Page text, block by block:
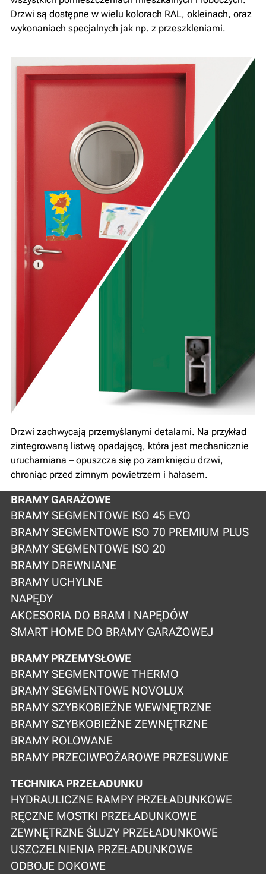
Drzwi są dostępne w wielu kolorach RAL, okleinach, oraz
wykonaniach specjalnych jak np. z przeszkleniami.
Drzwi zachwycają przemyślanymi detalami. Na przykład
zintegrowaną listwą opadającą, która jest mechanicznie
uruchamiana – opuszcza się po zamknięciu drzwi,
chroniąc przed zimnym powietrzem i hałasem.
BRAMY GARAŻOWE
BRAMY SEGMENTOWE ISO 45 EVO
BRAMY SEGMENTOWE ISO 70 PREMIUM PLUS
BRAMY SEGMENTOWE ISO 20
BRAMY DREWNIANE
BRAMY UCHYLNE
NAPĘDY
AKCESORIA DO BRAM I NAPĘDÓW
SMART HOME DO BRAMY GARAŻOWEJ
BRAMY PRZEMYSŁOWE
BRAMY SEGMENTOWE THERMO
BRAMY SEGMENTOWE NOVOLUX
BRAMY SZYBKOBIEŻNE WEWNĘTRZNE
BRAMY SZYBKOBIEŻNE ZEWNĘTRZNE
BRAMY ROLOWANE
BRAMY PRZECIWPOŻAROWE PRZESUWNE
TECHNIKA PRZEŁADUNKU
HYDRAULICZNE RAMPY PRZEŁADUNKOWE
RĘCZNE MOSTKI PRZEŁADUNKOWE
ZEWNĘTRZNE ŚLUZY PRZEŁADUNKOWE
USZCZELNIENIA PRZEŁADUNKOWE
ODBOJE DOKOWE